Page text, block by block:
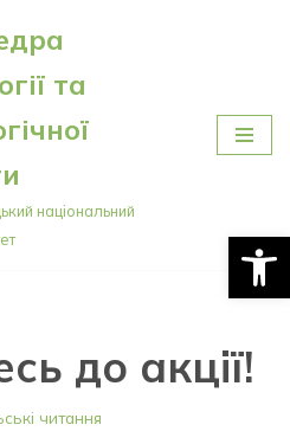
та
національний
до акції!
читання